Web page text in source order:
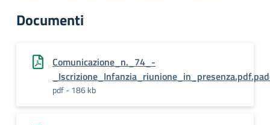
Documenti
Comunicazione_n._74_-
pdf - 186 kb